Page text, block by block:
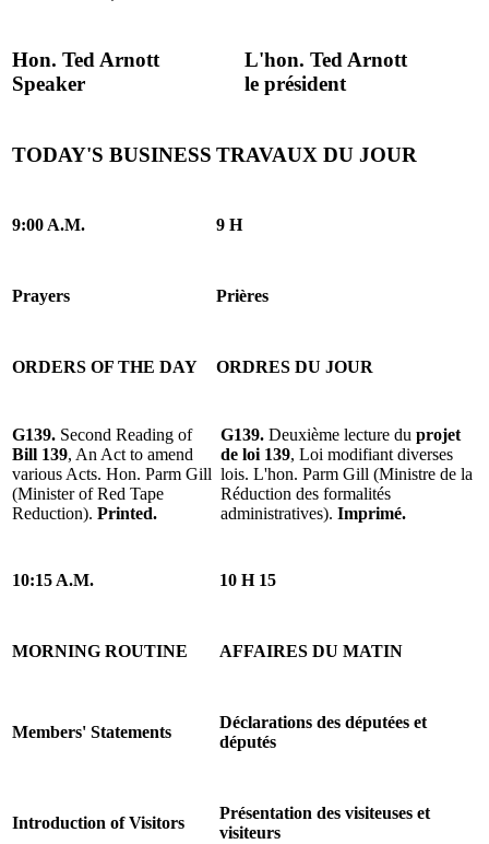
Hon. Ted Arnott
Speaker
L'hon. Ted Arnott
le président
TODAY'S BUSINESS TRAVAUX DU JOUR
9:00 A.M. 9 H
Prayers Prières
ORDERS OF THE DAY ORDRES DU JOUR
G139. Second Reading of
Bill 139, An Act to amend
various Acts. Hon. Parm Gill
(Minister of Red Tape
Reduction). Printed.
G139. Deuxième lecture du projet
de loi 139, Loi modifiant diverses
lois. L'hon. Parm Gill (Ministre de la
Réduction des formalités
administratives). Imprimé.
10:15 A.M. 10 H 15
MORNING ROUTINE AFFAIRES DU MATIN
Members' Statements
Déclarations des députées et
députés
Introduction of Visitors
Présentation des visiteuses et
visiteurs